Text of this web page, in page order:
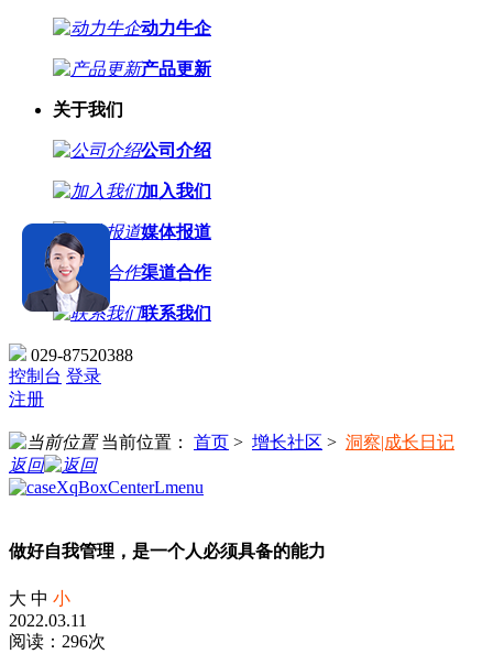
动力牛企
产品更新
关于我们
公司介绍
加入我们
媒体报道
渠道合作
联系我们
029-87520388
控制台 登录
注册
当前位置： 首页 > 增长社区 > 洞察|成长日记
返回
做好自我管理，是一个人必须具备的能力
大 中 小
2022.03.11
阅读：296次